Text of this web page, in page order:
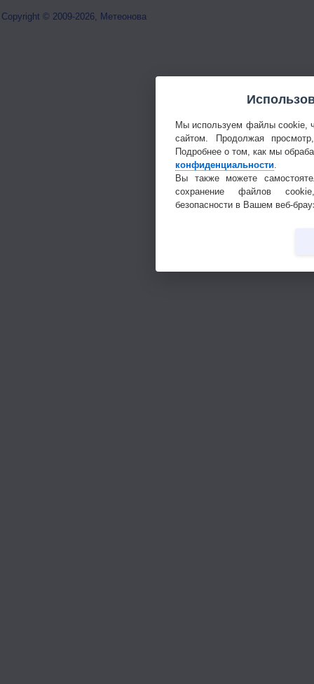
Copyright © 2009-2026, Метеонова
Мы используем файлы cookie,
сайтом. Продолжая
Подробнее о том, как мы
конфиденциальности.
Вы также можете
сохранение файлов
безопасности в Вашем веб-